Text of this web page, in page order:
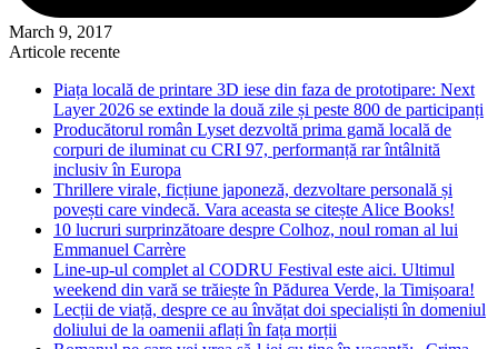
March 9, 2017
Articole recente
Piața locală de printare 3D iese din faza de prototipare: Next
Layer 2026 se extinde la două zile și peste 800 de participanți
Producătorul român Lyset dezvoltă prima gamă locală de
corpuri de iluminat cu CRI 97, performanță rar întâlnită
inclusiv în Europa
Thrillere virale, ficțiune japoneză, dezvoltare personală și
povești care vindecă. Vara aceasta se citește Alice Books!
10 lucruri surprinzătoare despre Colhoz, noul roman al lui
Emmanuel Carrère
Line-up-ul complet al CODRU Festival este aici. Ultimul
weekend din vară se trăiește în Pădurea Verde, la Timișoara!
Lecții de viață, despre ce au învățat doi specialiști în domeniul
doliului de la oamenii aflați în fața morții